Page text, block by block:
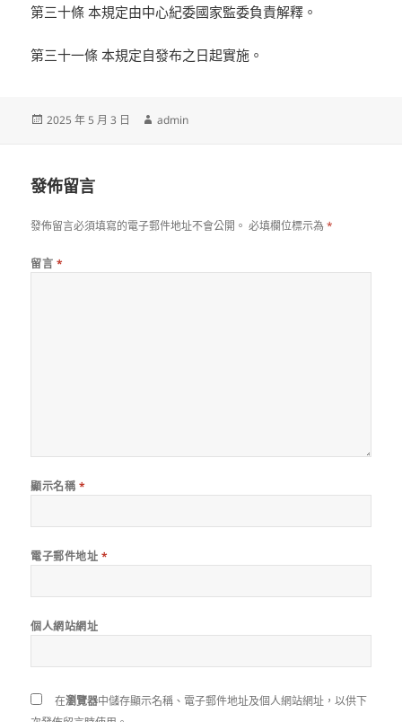
第三十條 本規定由中心紀委國家監委負責解釋。
第三十一條 本規定自發布之日起實施。
發
2025 年 5 月 3 日
作
admin
發佈留言
發佈留言必須填寫的電子郵件地址不會公開。 必填欄位標示為*
留言 *
顯示名稱 *
電子郵件地址 *
個人網站網址
在瀏覽器中儲存顯示名稱、電子郵件地址及個人網站網址，以供下